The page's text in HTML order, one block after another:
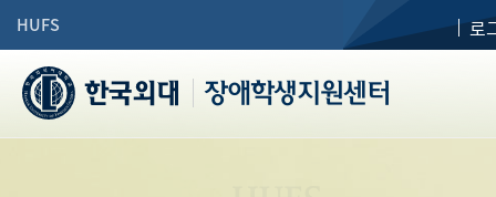
HUFS 로
장애학생지원센터